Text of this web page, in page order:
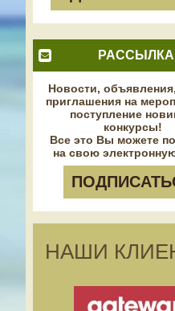
РАССЫЛКА
Новости,
приглашения на
поступление
конкурсы!
Все это Вы можете
на свою
НАШИ